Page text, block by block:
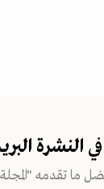
النشرة
ما تقدمه